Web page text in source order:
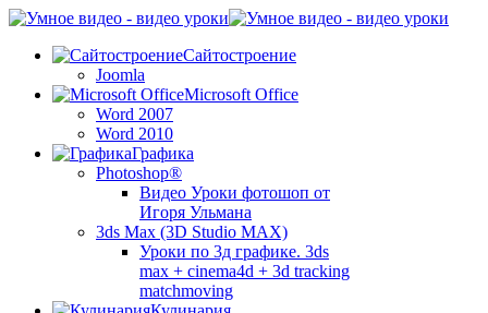
Сайтостроение
Joomla
Microsoft Office
Word 2007
Word 2010
Графика
Photoshop®
Видео Уроки фотошоп от
Игоря Ульмана
3ds Max (3D Studio MAX)
Уроки по 3д графике. 3ds
max + cinema4d + 3d tracking
matchmoving